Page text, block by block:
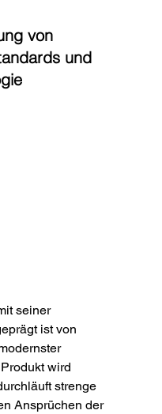
von
und
seiner
ist von
wird
strenge
Ansprüchen der